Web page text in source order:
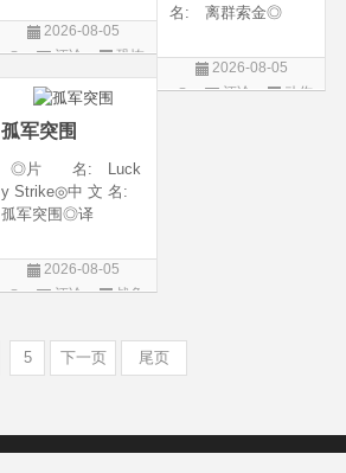
地: 澳大利亚◎
类 别: 惊悚 / 恐
语◎上映日期: 202
6-07-24(澳大利亚)
2026-08-05
评论
恐怖
片
名: 离群索金◎
产 地: 美国◎
类 别: 西部◎
2026-08-05
评论
动作
孤军突围
◎片 名: Luck
y Strike◎中 文 名:
孤军突围◎译
年 代: 2026◎
产 地: 美国◎
英语◎上映日
2026-08-05
评论
战争
5 下一页 尾页